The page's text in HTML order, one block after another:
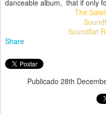
danceable album, that if only
The
Soundflat
Share
Publicado 28th